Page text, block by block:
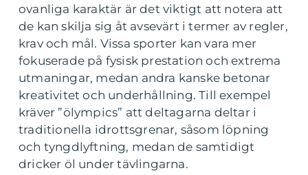
ovanliga karaktär är det viktigt att notera att
de kan skilja sig åt avsevärt i termer av regler,
krav och mål. Vissa sporter kan vara mer
fokuserade på fysisk prestation och extrema
utmaningar, medan andra kanske betonar
kreativitet och underhållning. Till exempel
kräver ”ölympics” att deltagarna deltar i
traditionella idrottsgrenar, såsom löpning
och tyngdlyftning, medan de samtidigt
dricker öl under tävlingarna.